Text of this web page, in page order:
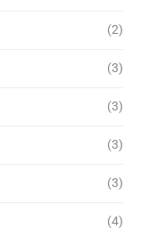
(2)
(3)
(3)
(3)
(3)
(4)